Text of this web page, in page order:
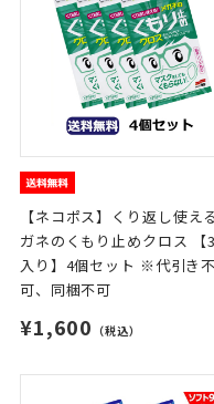
【ネコポス】くり返し使え
ガネのくもり止めクロス 【
入り】4個セット ※代引き不
可、同梱不可
¥1,600 （税込）